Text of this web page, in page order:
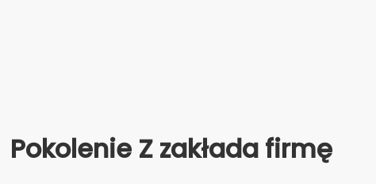
Pokolenie Z zakłada firmę